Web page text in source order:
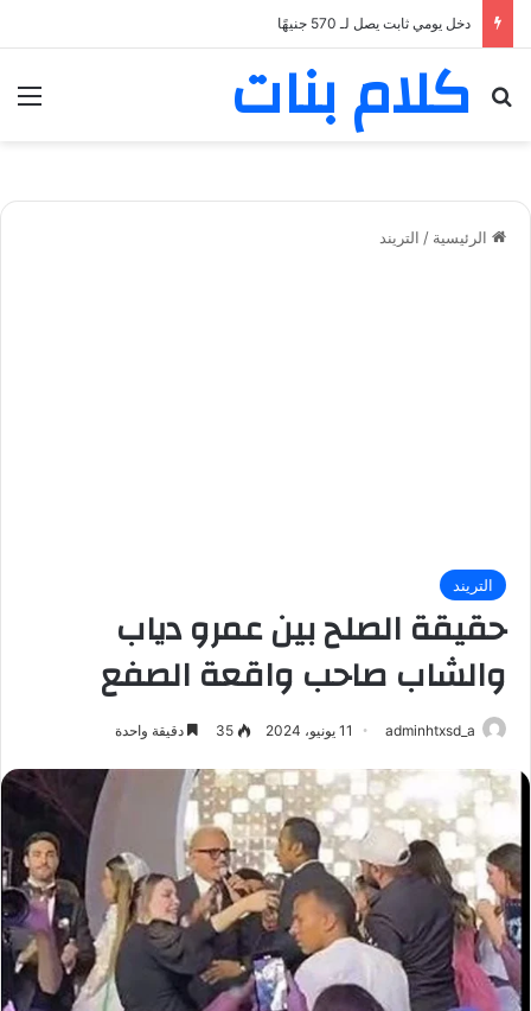
دخل يومي ثابت يصل لـ 570 جنيهًا
كلام بنات
بحث عن
الرئيسية / التريند
التريند
حقيقة الصلح بين عمرو دياب
والشاب صاحب واقعة الصفع
adminhtxsd_a 11 يونيو، 2024 35 دقيقة واحدة